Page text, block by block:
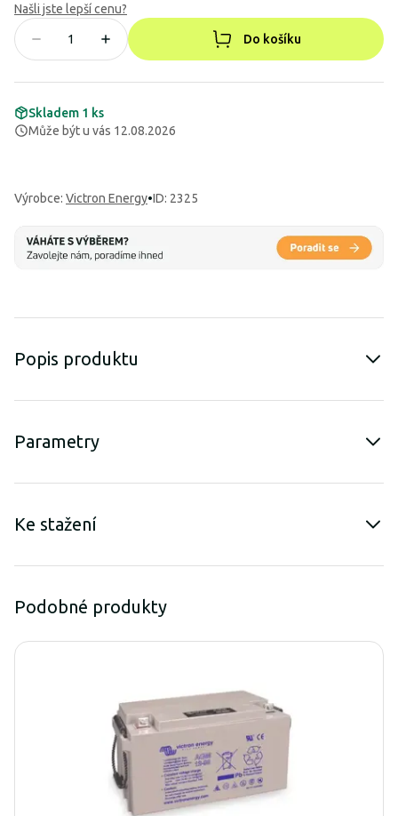
Našli jste lepší cenu?
Do košíku
Skladem 1 ks
Může být u vás 12.08.2026
Výrobce: Victron Energy•ID: 2325
Popis produktu
Parametry
Ke stažení
Podobné produkty